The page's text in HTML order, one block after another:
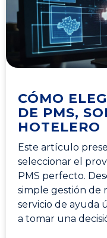
CÓMO
DE PMS,
HOTELERO
Este artículo
seleccionar el
PMS perfecto.
simple gestión de
servicio de ayuda
a tomar una